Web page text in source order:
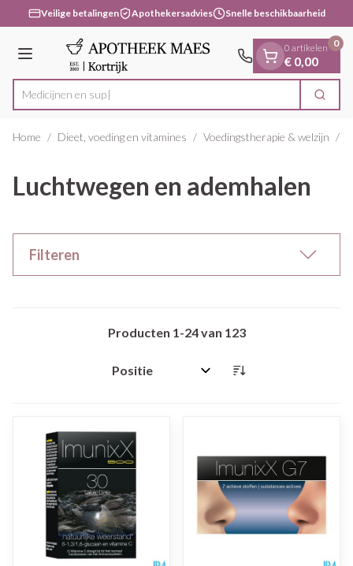
Ga naar de inhoud
1 van 1Veilige betalingen Apothekersadvies Snelle beschikbaarheid
Menu
Product, merk, categorie... Zoek
0 artikelen
€ 0,00
0
Home / Dieet, voeding en vitamines / Voedingstherapie & welzijn /
Luchtwegen en ademhalen
Filteren
Producten 1-24van 123
Sorteer op: